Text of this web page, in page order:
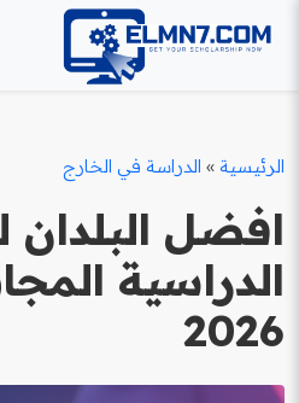
الرئيسية » الدراسة في الخارج
افضل البلدان
الدراسية
2026